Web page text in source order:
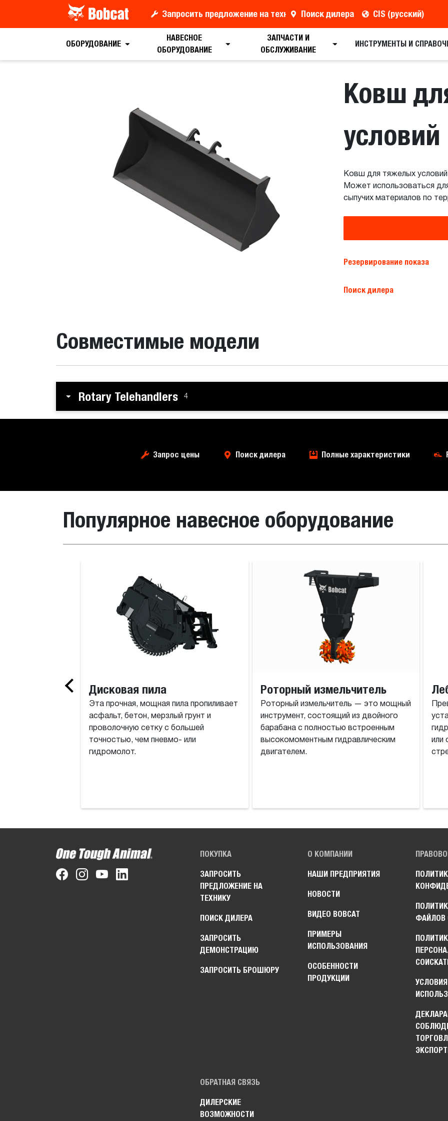
Запросить предложение на технику Поиск дилера CIS (русский)
ОБОРУДОВАНИЕ
НАВЕСНОЕ
ОБОРУДОВАНИЕ
ЗАПЧАСТИ И
ОБСЛУЖИВАНИЕ
ИНСТРУМЕНТЫ И
Ковш
условий
Ковш для тяжелых
Может использоваться
сыпучих материалов по
Резервирование показа
Поиск дилера
Совместимые модели
Rotary Telehandlers 4
Запрос цены Поиск дилера Полные характеристики
Запрос цены Поиск дилера Полные характеристики
Популярное навесное оборудование
Дисковая пила
Эта прочная, мощная пила пропиливает
асфальт, бетон, мерзлый грунт и
проволочную сетку с большей
точностью, чем пневмо- или
гидромолот.
Роторный измельчитель
Роторный измельчитель — это мощный
инструмент, состоящий из двойного
барабана с полностью встроенным
высокомоментным гидравлическим
двигателем.
или
ПОКУПКА
ЗАПРОСИТЬ
ПРЕДЛОЖЕНИЕ НА
ТЕХНИКУ
ПОИСК ДИЛЕРА
ЗАПРОСИТЬ
ДЕМОНСТРАЦИЮ
ЗАПРОСИТЬ БРОШЮРУ
О КОМПАНИИ
НАШИ ПРЕДПРИЯТИЯ
НОВОСТИ
ВИДЕО BOBCAT
ПРИМЕРЫ
ИСПОЛЬЗОВАНИЯ
ОСОБЕННОСТИ
ПРОДУКЦИИ
ФАЙЛОВ
УСЛОВИЯ
ОБРАТНАЯ СВЯЗЬ
ДИЛЕРСКИЕ
ВОЗМОЖНОСТИ